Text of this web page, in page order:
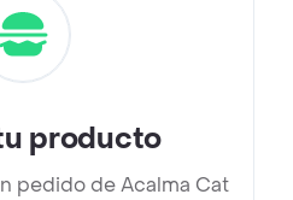
producto
pedido de Acalma Cat